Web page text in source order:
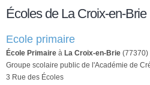
Écoles de La Croix-en-Brie
Ecole primaire
École Primaire à La Croix-en-Brie (77370)
Groupe scolaire public de l'Académie de
3 Rue des Écoles